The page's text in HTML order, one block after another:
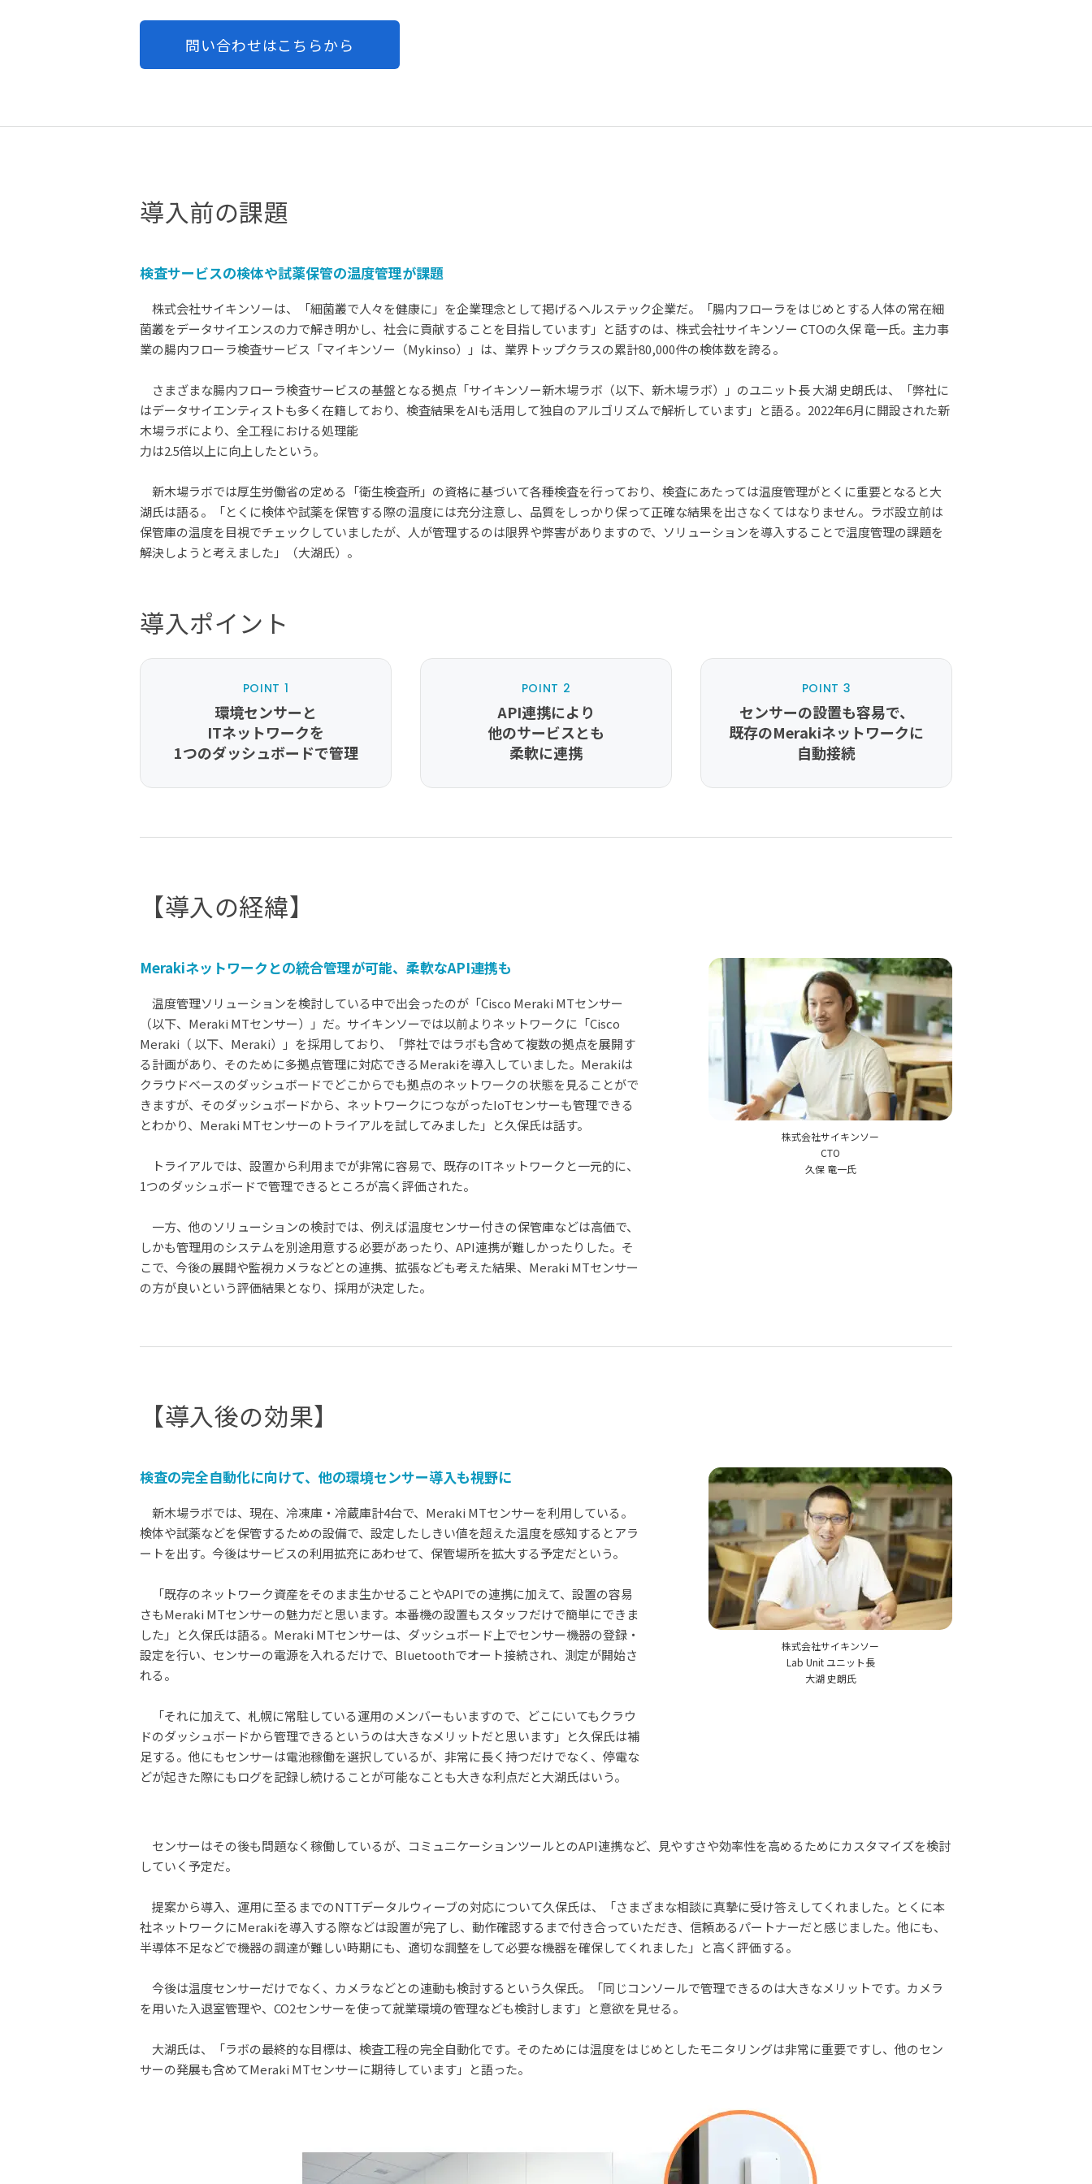
問い合わせはこちらから
導入前の課題
検査サービスの検体や試薬保管の温度管理が課題
株式会社サイキンソーは、「細菌叢で人々を健康に」を企業理念として掲げるヘルステック企業だ。「腸内フローラをはじめとする人体の常在細
菌叢をデータサイエンスの力で解き明かし、社会に貢献することを目指しています」と話すのは、株式会社サイキンソー CTOの久保 竜一氏。主力事
業の腸内フローラ検査サービス「マイキンソー（Mykinso）」は、業界トップクラスの累計80,000件の検体数を誇る。
さまざまな腸内フローラ検査サービスの基盤となる拠点「サイキンソー新木場ラボ（以下、新木場ラボ）」のユニット長 大湖 史朗氏は、「弊社に
はデータサイエンティストも多く在籍しており、検査結果をAIも活用して独自のアルゴリズムで解析しています」と語る。2022年6月に開設された新
木場ラボにより、全工程における処理能
力は2.5倍以上に向上したという。
新木場ラボでは厚生労働省の定める「衛生検査所」の資格に基づいて各種検査を行っており、検査にあたっては温度管理がとくに重要となると大
湖氏は語る。「とくに検体や試薬を保管する際の温度には充分注意し、品質をしっかり保って正確な結果を出さなくてはなりません。ラボ設立前は
保管庫の温度を目視でチェックしていましたが、人が管理するのは限界や弊害がありますので、ソリューションを導入することで温度管理の課題を
解決しようと考えました」（大湖氏）。
導入ポイント
POINT 1
環境センサーと
ITネットワークを
1つのダッシュボードで管理
POINT 2
API連携により
他のサービスとも
柔軟に連携
POINT 3
センサーの設置も容易で、
既存のMerakiネットワークに
自動接続
【導入の経緯】
Merakiネットワークとの統合管理が可能、柔軟なAPI連携も
温度管理ソリューションを検討している中で出会ったのが「Cisco Meraki MTセンサー
（以下、Meraki MTセンサー）」だ。サイキンソーでは以前よりネットワークに「Cisco
Meraki（ 以下、Meraki）」を採用しており、「弊社ではラボも含めて複数の拠点を展開す
る計画があり、そのために多拠点管理に対応できるMerakiを導入していました。Merakiは
クラウドベースのダッシュボードでどこからでも拠点のネットワークの状態を見ることがで
きますが、そのダッシュボードから、ネットワークにつながったIoTセンサーも管理できる
とわかり、Meraki MTセンサーのトライアルを試してみました」と久保氏は話す。
トライアルでは、設置から利用までが非常に容易で、既存のITネットワークと一元的に、
1つのダッシュボードで管理できるところが高く評価された。
一方、他のソリューションの検討では、例えば温度センサー付きの保管庫などは高価で、
しかも管理用のシステムを別途用意する必要があったり、API連携が難しかったりした。そ
こで、今後の展開や監視カメラなどとの連携、拡張なども考えた結果、Meraki MTセンサー
の方が良いという評価結果となり、採用が決定した。
株式会社サイキンソー
CTO
久保 竜一氏
【導入後の効果】
検査の完全自動化に向けて、他の環境センサー導入も視野に
新木場ラボでは、現在、冷凍庫・冷蔵庫計4台で、Meraki MTセンサーを利用している。
検体や試薬などを保管するための設備で、設定したしきい値を超えた温度を感知するとアラ
ートを出す。今後はサービスの利用拡充にあわせて、保管場所を拡大する予定だという。
「既存のネットワーク資産をそのまま生かせることやAPIでの連携に加えて、設置の容易
さもMeraki MTセンサーの魅力だと思います。本番機の設置もスタッフだけで簡単にできま
した」と久保氏は語る。Meraki MTセンサーは、ダッシュボード上でセンサー機器の登録・
設定を行い、センサーの電源を入れるだけで、Bluetoothでオート接続され、測定が開始さ
れる。
「それに加えて、札幌に常駐している運用のメンバーもいますので、どこにいてもクラウ
ドのダッシュボードから管理できるというのは大きなメリットだと思います」と久保氏は補
足する。他にもセンサーは電池稼働を選択しているが、非常に長く持つだけでなく、停電な
どが起きた際にもログを記録し続けることが可能なことも大きな利点だと大湖氏はいう。
株式会社サイキンソー
Lab Unit ユニット長
大湖 史朗氏
センサーはその後も問題なく稼働しているが、コミュニケーションツールとのAPI連携など、見やすさや効率性を高めるためにカスタマイズを検討
していく予定だ。
提案から導入、運用に至るまでのNTTデータルウィーブの対応について久保氏は、「さまざまな相談に真摯に受け答えしてくれました。とくに本
社ネットワークにMerakiを導入する際などは設置が完了し、動作確認するまで付き合っていただき、信頼あるパートナーだと感じました。他にも、
半導体不足などで機器の調達が難しい時期にも、適切な調整をして必要な機器を確保してくれました」と高く評価する。
今後は温度センサーだけでなく、カメラなどとの連動も検討するという久保氏。「同じコンソールで管理できるのは大きなメリットです。カメラ
を用いた入退室管理や、CO2センサーを使って就業環境の管理なども検討します」と意欲を見せる。
大湖氏は、「ラボの最終的な目標は、検査工程の完全自動化です。そのためには温度をはじめとしたモニタリングは非常に重要ですし、他のセン
サーの発展も含めてMeraki MTセンサーに期待しています」と語った。